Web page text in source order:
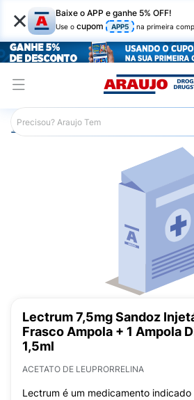
× Baixe o APP e ganhe 5% OFF!
Use o cupom APP5 na primeira
Araujo Medicamentos
Lectrum 7,5mg Sandoz
Frasco Ampola + 1 Ampola
1,5ml
ACETATO DE LEUPRORRELINA
Lectrum é um medicamento